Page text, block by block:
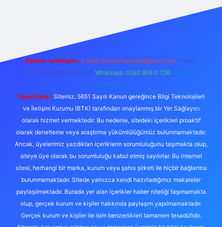
Reklam ve İletişim: E-mail: backlinkpaneli@gmail.com Teams:
forumhizmeti@gmail.com Whatsapp: 0262 606 0 726 Telegram:
@karabul
Yasal Uyarı: Sitemiz, 5651 Sayılı Kanun gereğince Bilgi Teknolojileri
ve İletişim Kurumu (BTK) tarafından onaylanmış bir Yer Sağlayıcı
olarak hizmet vermektedir. Bu nedenle, sitedeki içerikleri proaktif
olarak denetleme veya araştırma yükümlülüğümüz bulunmamaktadır.
Ancak, üyelerimiz yazdıkları içeriklerin sorumluluğunu taşımakta olup,
siteye üye olarak bu sorumluluğu kabul etmiş sayılırlar. Bu internet
sitesi, herhangi bir marka, kurum veya şahıs şirketi ile hiçbir bağlantısı
bulunmamaktadır. Sitede yalnızca kendi hazırladığımız makaleler
paylaşılmaktadır. Burada yer alan içerikler haber niteliği taşımamakta
olup, gerçek kurum ve kişiler hakkında paylaşım yapılmamaktadır.
Gerçek kurum ve kişiler ile isim benzerlikleri tamamen tesadüfidir.